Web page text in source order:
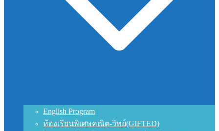
English Program
ห้องเรียนพิเศษคณิต-วิทย์(GIFTED)